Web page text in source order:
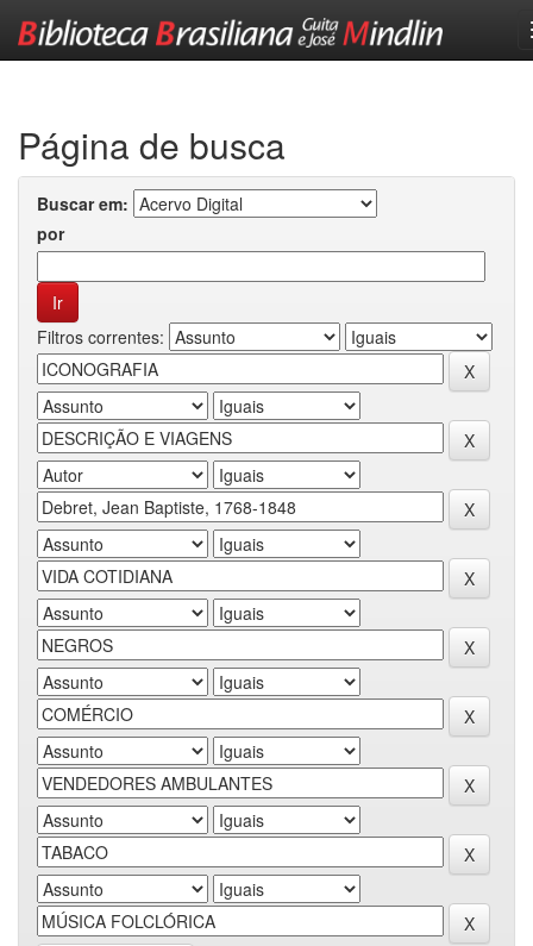
Página de busca
Buscar em:
por
Filtros correntes: